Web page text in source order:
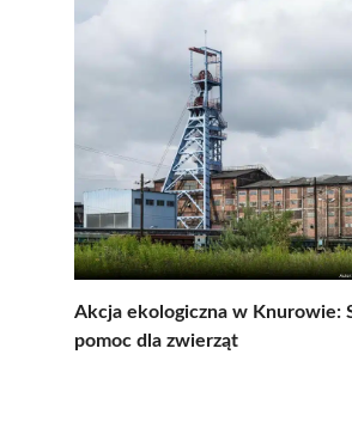
Akcja ekologiczna w Knurowie:
pomoc dla zwierząt